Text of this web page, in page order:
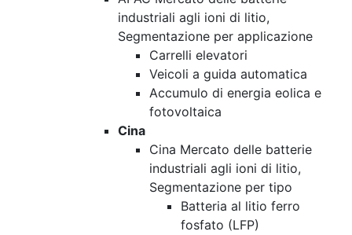
industriali agli ioni di litio,
Segmentazione per applicazione
Carrelli elevatori
Veicoli a guida automatica
Accumulo di energia eolica e
fotovoltaica
Cina
Cina Mercato delle batterie
industriali agli ioni di litio,
Segmentazione per tipo
Batteria al litio ferro
fosfato (LFP)